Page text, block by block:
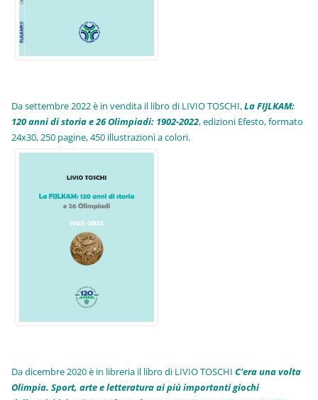
Da settembre 2022 è in vendita il libro di LIVIO TOSCHI,La FIJLKAM:
120 anni di storia e 26 Olimpiadi: 1902-2022, edizioni Efesto, formato
24x30, 250 pagine, 450 illustrazioni a colori.
Da dicembre 2020 è in libreria il libro di LIVIO TOSCHIC'era una volta
Olimpia. Sport, arte e letteratura ai più importanti giochi